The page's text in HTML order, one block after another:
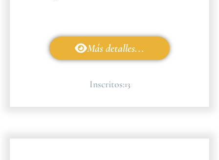
Más detalles...
Inscritos:13